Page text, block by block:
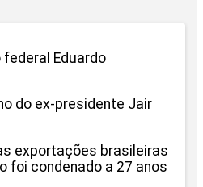
Eduardo
do ex-presidente Jair
exportações brasileiras
foi condenado a 27 anos